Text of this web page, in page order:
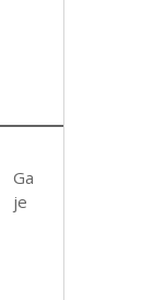
Ga
je